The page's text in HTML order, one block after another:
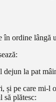
ordine lângă
la pat
pe care
să plătesc: